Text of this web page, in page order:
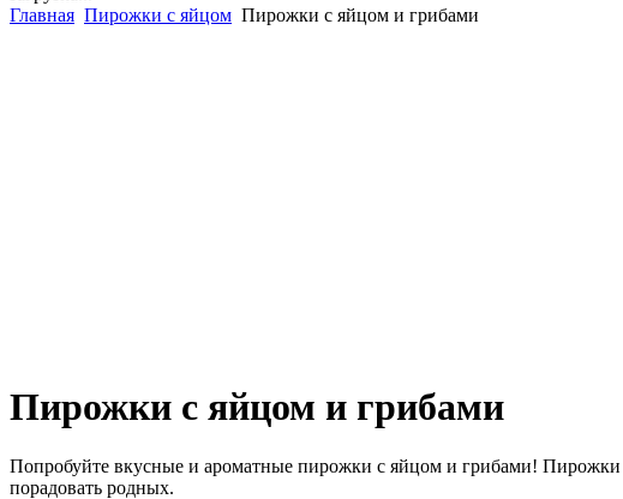
Главная Пирожки с яйцом Пирожки с яйцом и грибами
Пирожки с яйцом и грибами
Попробуйте вкусные и ароматные пирожки с яйцом и грибами! Пирожки
порадовать родных.